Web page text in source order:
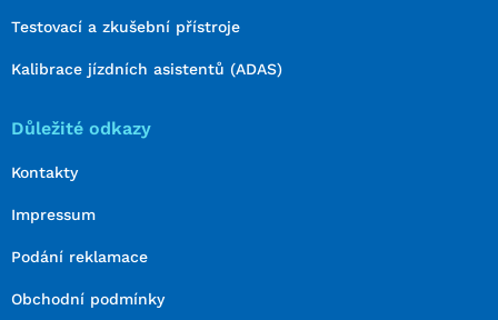
Testovací a zkušební přístroje
Kalibrace jízdních asistentů (ADAS)
Důležité odkazy
Kontakty
Impressum
Podání reklamace
Obchodní podmínky